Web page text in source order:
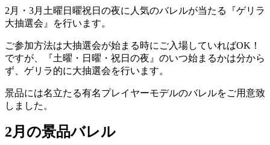
2月・3月土曜日曜祝日の夜に人気のバレルが当たる『ゲリラ
大抽選会』を行います。
ご参加方法は大抽選会が始まる時にご入場していればOK！
ですが、『土曜・日曜・祝日の夜』のいつ始まるかは分から
ず、ゲリラ的に大抽選会を行います。
景品には名立たる有名プレイヤーモデルのバレルをご用意致
しました。
2月の景品バレル